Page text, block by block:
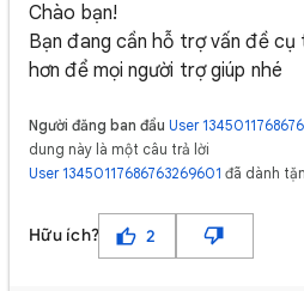
Chào bạn!
Bạn đang cần hỗ trợ vấn đề
hơn để mọi người trợ giúp nhé
Người đăng ban đầu User
dung này là một câu trả lời
User 13450117686763269601 đã dành
Hữu ích? 2